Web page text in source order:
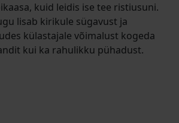
kuid leidis ise tee ristiusuni.
lisab kirikule sügavust ja
külastajale võimalust kogeda
kui ka rahulikku pühadust.